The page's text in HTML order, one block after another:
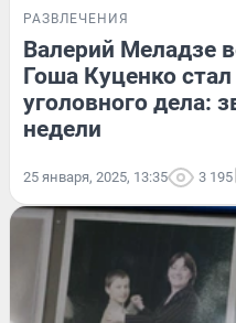
РАЗВЛЕЧЕНИЯ
Валерий Меладзе
Гоша Куценко
уголовного дела:
недели
25 января, 2025, 13:35 3 195